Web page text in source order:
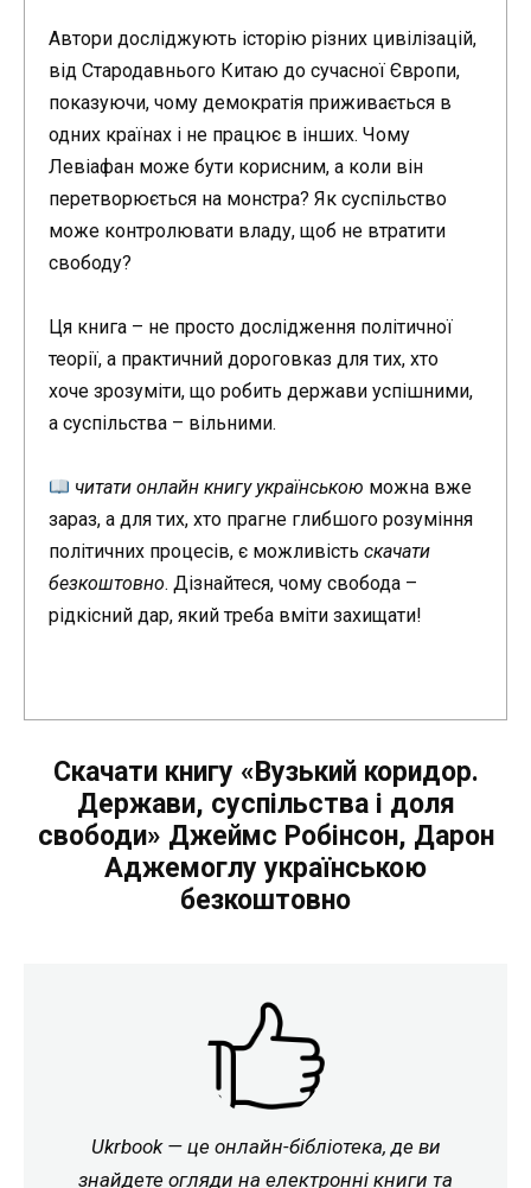
Автори досліджують історію різних цивілізацій,
від Стародавнього Китаю до сучасної Європи,
показуючи, чому демократія приживається в
одних країнах і не працює в інших. Чому
Левіафан може бути корисним, а коли він
перетворюється на монстра? Як суспільство
може контролювати владу, щоб не втратити
свободу?
Ця книга – не просто дослідження політичної
теорії, а практичний дороговказ для тих, хто
хоче зрозуміти, що робить держави успішними,
а суспільства – вільними.
читати онлайн книгу українською можна вже
зараз, а для тих, хто прагне глибшого розуміння
політичних процесів, є можливість скачати
безкоштовно. Дізнайтеся, чому свобода –
рідкісний дар, який треба вміти захищати!
Скачати книгу «Вузький коридор.
Держави, суспільства і доля
свободи» Джеймс Робінсон, Дарон
Аджемоглу українською
безкоштовно
Ukrbook — це онлайн-бібліотека, де ви
знайдете огляди на електронні книги та